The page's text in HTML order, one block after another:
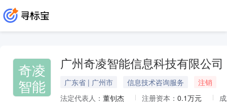
奇凌
智能
广州奇凌智能信息科技有限公司
广东省 | 广州市 信息技术咨询服务
注销
法定代表人： 董钊杰 注册资本： 0.1万元